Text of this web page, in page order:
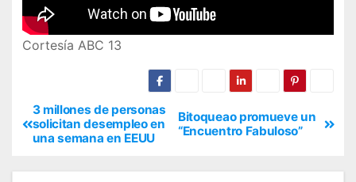
Cortesía ABC 13
Bitoqueao promueve un
“Encuentro Fabuloso”
3 millones de personas
solicitan desempleo en
una semana en EEUU